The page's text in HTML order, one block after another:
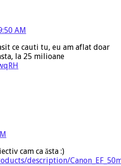
AM
ce cauti tu, eu am aflat doar
la 25 milioane
cam ca ăsta :)
description/